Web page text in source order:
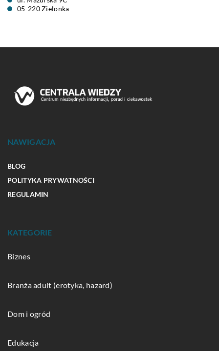
05-220 Zielonka
NAWIGACJA
BLOG
POLITYKA PRYWATNOŚCI
REGULAMIN
KATEGORIE
Biznes
Branża adult (erotyka, hazard)
Dom i ogród
Edukacja